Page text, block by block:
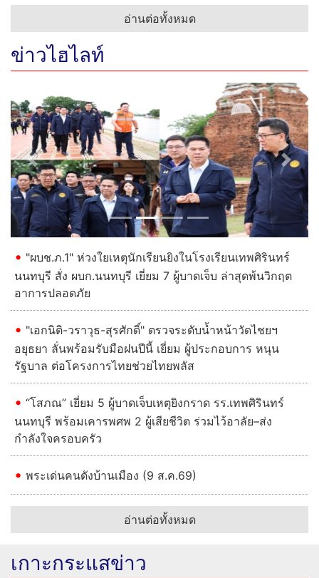
อ่านต่อทั้งหมด
ข่าวไฮไลท์
Previous Next
"ผบช.ภ.1" ห่วงใยเหตุนักเรียนยิงในโรงเรียนเทพศิรินทร์
นนทบุรี สั่ง ผบก.นนทบุรี เยี่ยม 7 ผู้บาดเจ็บ ล่าสุดพ้นวิกฤต
อาการปลอดภัย
"เอกนิติ-วราวุธ-สุรศักดิ์" ตรวจระดับน้ำหน้าวัดไชยฯ
อยุธยา ลั่นพร้อมรับมือฝนปีนี้ เยี่ยม ผู้ประกอบการ หนุน
รัฐบาล ต่อโครงการไทยช่วยไทยพลัส
“โสภณ” เยี่ยม 5 ผู้บาดเจ็บเหตุยิงกราด รร.เทพศิรินทร์
นนทบุรี พร้อมเคารพศพ 2 ผู้เสียชีวิต ร่วมไว้อาลัย–ส่ง
กำลังใจครอบครัว
พระเด่นคนดังบ้านเมือง (9 ส.ค.69)
อ่านต่อทั้งหมด
เกาะกระแสข่าว